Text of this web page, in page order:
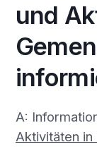
und
A:
Aktivitäten